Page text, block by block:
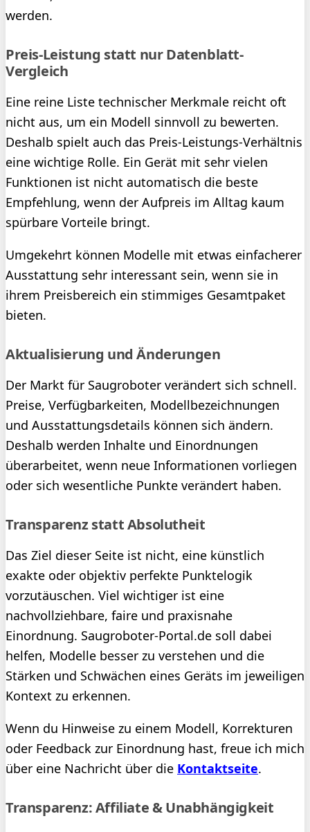
werden.
Preis-Leistung statt nur Datenblatt-
Vergleich
Eine reine Liste technischer Merkmale reicht oft
nicht aus, um ein Modell sinnvoll zu bewerten.
Deshalb spielt auch das Preis-Leistungs-Verhältnis
eine wichtige Rolle. Ein Gerät mit sehr vielen
Funktionen ist nicht automatisch die beste
Empfehlung, wenn der Aufpreis im Alltag kaum
spürbare Vorteile bringt.
Umgekehrt können Modelle mit etwas einfacherer
Ausstattung sehr interessant sein, wenn sie in
ihrem Preisbereich ein stimmiges Gesamtpaket
bieten.
Aktualisierung und Änderungen
Der Markt für Saugroboter verändert sich schnell.
Preise, Verfügbarkeiten, Modellbezeichnungen
und Ausstattungsdetails können sich ändern.
Deshalb werden Inhalte und Einordnungen
überarbeitet, wenn neue Informationen vorliegen
oder sich wesentliche Punkte verändert haben.
Transparenz statt Absolutheit
Das Ziel dieser Seite ist nicht, eine künstlich
exakte oder objektiv perfekte Punktelogik
vorzutäuschen. Viel wichtiger ist eine
nachvollziehbare, faire und praxisnahe
Einordnung. Saugroboter-Portal.de soll dabei
helfen, Modelle besser zu verstehen und die
Stärken und Schwächen eines Geräts im jeweiligen
Kontext zu erkennen.
Wenn du Hinweise zu einem Modell, Korrekturen
oder Feedback zur Einordnung hast, freue ich mich
über eine Nachricht über die Kontaktseite.
Transparenz: Affiliate & Unabhängigkeit